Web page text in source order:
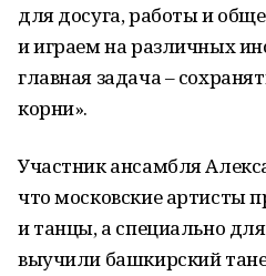
для досуга, работы и
и играем на различных
главная задача –
корни».
Участник ансамбля
что московские артисты
и танцы, а специально
выучили башкирский